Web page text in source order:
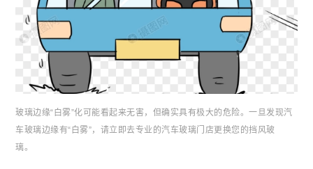
玻璃边缘“白雾”化可能看起来无害，但确实具有极大的危险。一旦发现汽
车玻璃边缘有“白雾”，请立即去专业的汽车玻璃门店更换您的挡风玻
璃。